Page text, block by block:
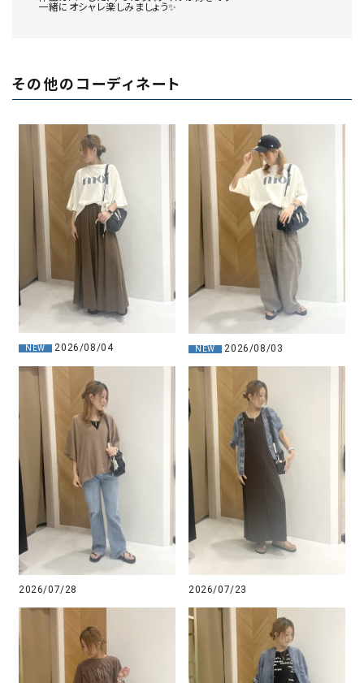
一緒にオシャレ楽しみましょう✨
その他のコーディネート
NEW 2026/08/04 NEW 2026/08/03
2026/07/28 2026/07/23